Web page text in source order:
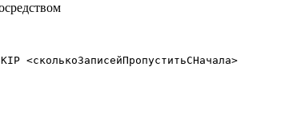
<сколькоЗаписейПропуститьСНачала>